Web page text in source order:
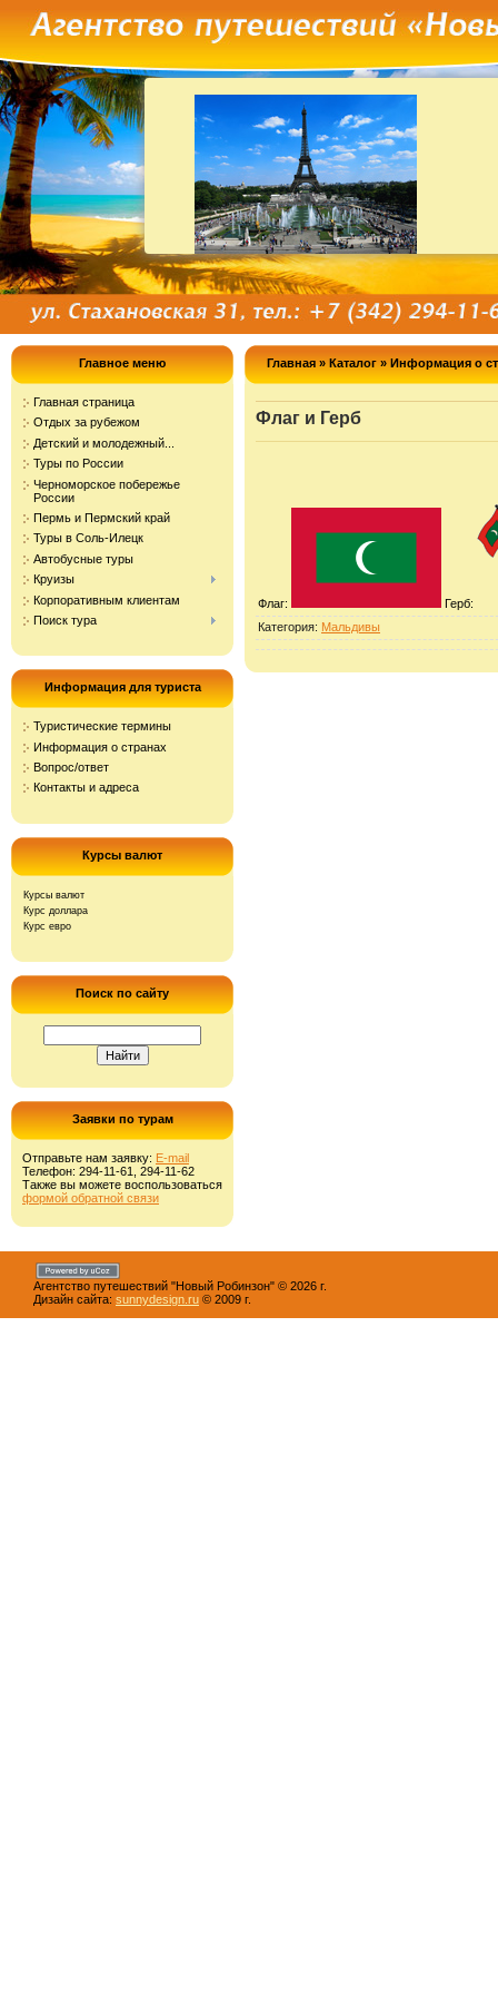
Главное меню
Главная страница
Отдых за рубежом
Детский и молодежный...
Туры по России
Черноморское побережье
России
Пермь и Пермский край
Туры в Соль-Илецк
Автобусные туры
Круизы
Корпоративным клиентам
Поиск тура
Информация для туриста
Туристические термины
Информация о странах
Вопрос/ответ
Контакты и адреса
Курсы валют
Курсы валют
Курс доллара
Курс евро
Поиск по сайту
Заявки по турам
Отправьте нам заявку: E-mail
Телефон: 294-11-61, 294-11-62
Также вы можете воспользоваться
формой обратной связи
Главная » Каталог » Информация о
Флаг и Герб
Флаг:
Герб:
Категория: Мальдивы
Агентство путешествий "Новый Робинзон" © 2026 г.
Дизайн сайта: sunnydesign.ru © 2009 г.